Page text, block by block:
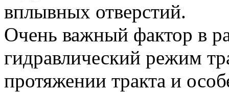
вплывных отверстий.
Очень важный фактор в
гидравлический режим
протяжении тракта и